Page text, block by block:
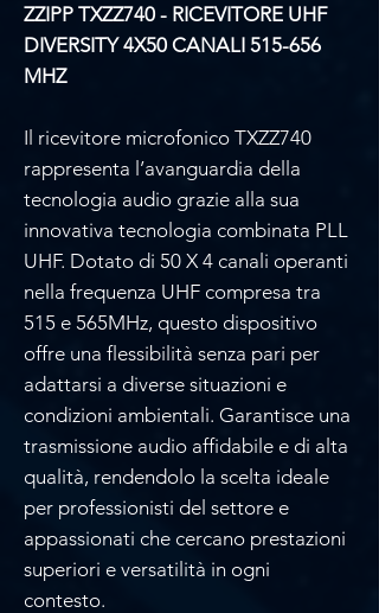
ZZIPP TXZZ740 - RICEVITORE UHF
DIVERSITY 4X50 CANALI 515-656
MHZ
Il ricevitore microfonico TXZZ740
rappresenta l’avanguardia della
tecnologia audio grazie alla sua
innovativa tecnologia combinata PLL
UHF. Dotato di 50 X 4 canali operanti
nella frequenza UHF compresa tra
515 e 565MHz, questo dispositivo
offre una flessibilità senza pari per
adattarsi a diverse situazioni e
condizioni ambientali. Garantisce una
trasmissione audio affidabile e di alta
qualità, rendendolo la scelta ideale
per professionisti del settore e
appassionati che cercano prestazioni
superiori e versatilità in ogni
contesto.